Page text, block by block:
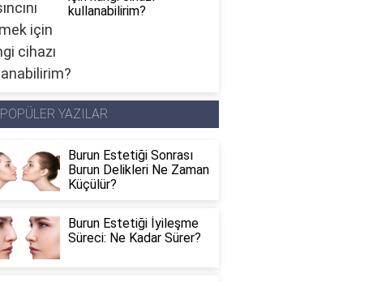
kullanabilirim?
POPÜLER YAZILAR
Burun Estetiği Sonrası
Burun Delikleri Ne Zaman
Küçülür?
Burun Estetiği İyileşme
Süreci: Ne Kadar Sürer?